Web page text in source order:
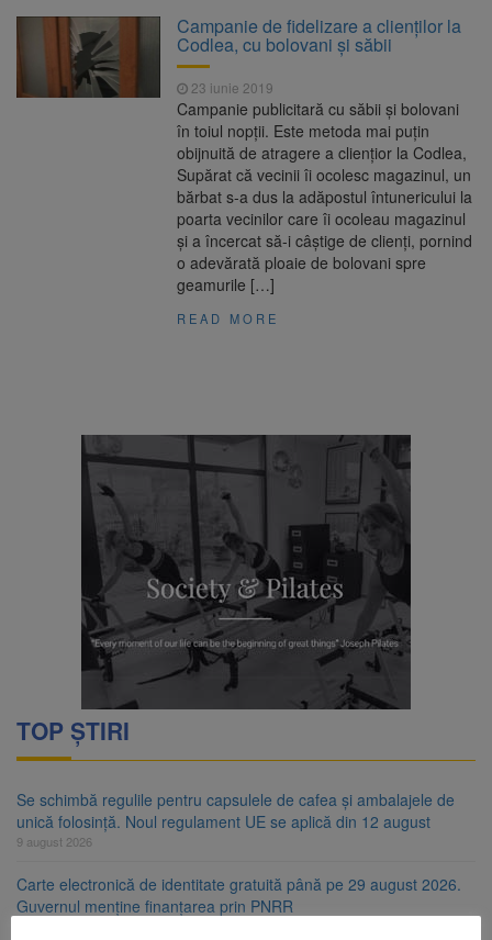
propriul record mondial. Betty Bromage a
zburat din nou pe aripa unui avion
9 august 2026
Avocații fraților Andrew și
Tristan Tate cer eliberarea lor pe cauțiune în
Se schimbă examenul de
medic specialist. Subiecte unice în toată țara,
aceeași oră și același barem
Se schimbă regulile pentru
capsulele de cafea și ambalajele de unică
folosință. Noul regulament UE se aplică din 12
Campanie de fidelizare a clienţilor la
Codlea, cu bolovani şi săbii
23 iunie 2019
Campanie publicitară cu săbii şi bolovani
în toiul nopţii. Este metoda mai puţin
obijnuită de atragere a clienţior la Codlea,
Supărat că vecinii îi ocolesc magazinul, un
bărbat s-a dus la adăpostul întunericului la
poarta vecinilor care îi ocoleau magazinul
şi a încercat să-i câştige de clienţi, pornind
o adevărată ploaie de bolovani spre
geamurile […]
READ MORE
TOP ȘTIRI
Se schimbă regulile pentru capsulele de cafea și ambalajele de
unică folosință. Noul regulament UE se aplică din 12 august
9 august 2026
Carte electronică de identitate gratuită până pe 29 august 2026.
Guvernul menține finanțarea prin PNRR